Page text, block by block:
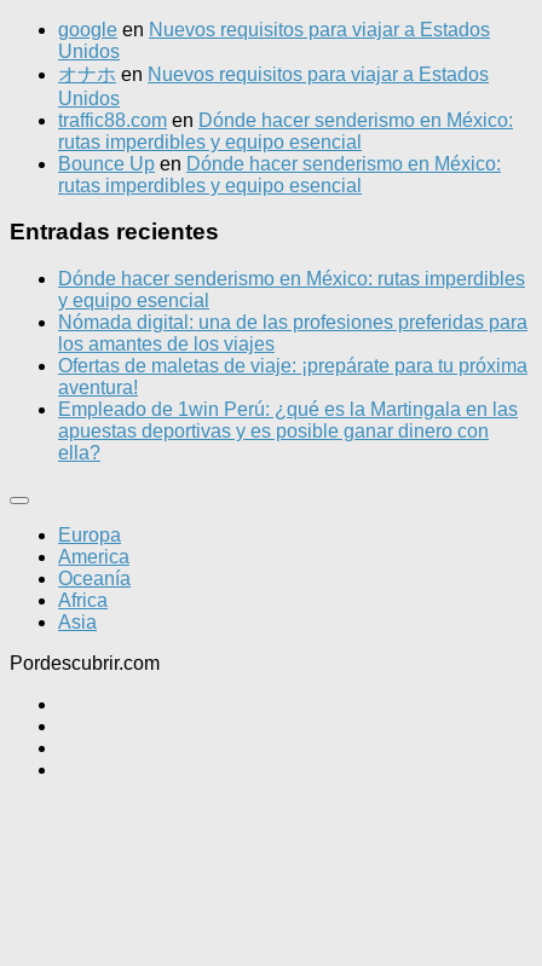
google en Nuevos requisitos para viajar a Estados
Unidos
オナホ en Nuevos requisitos para viajar a Estados
Unidos
traffic88.com en Dónde hacer senderismo en México:
rutas imperdibles y equipo esencial
Bounce Up en Dónde hacer senderismo en México:
rutas imperdibles y equipo esencial
Entradas recientes
Dónde hacer senderismo en México: rutas imperdibles
y equipo esencial
Nómada digital: una de las profesiones preferidas para
los amantes de los viajes
Ofertas de maletas de viaje: ¡prepárate para tu próxima
aventura!
Empleado de 1win Perú: ¿qué es la Martingala en las
apuestas deportivas y es posible ganar dinero con
ella?
Europa
America
Oceanía
Africa
Asia
Pordescubrir.com